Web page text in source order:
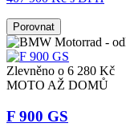
Porovnat
Zlevněno o 6 280 Kč
MOTO AŽ DOMŮ
F 900 GS